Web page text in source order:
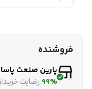
فروشنده
پارین صنعت
99% رضایت